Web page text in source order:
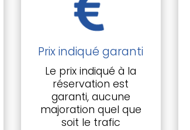
Prix indiqué garanti
Le prix indiqué à la
réservation est
garanti, aucune
majoration quel que
soit le trafic